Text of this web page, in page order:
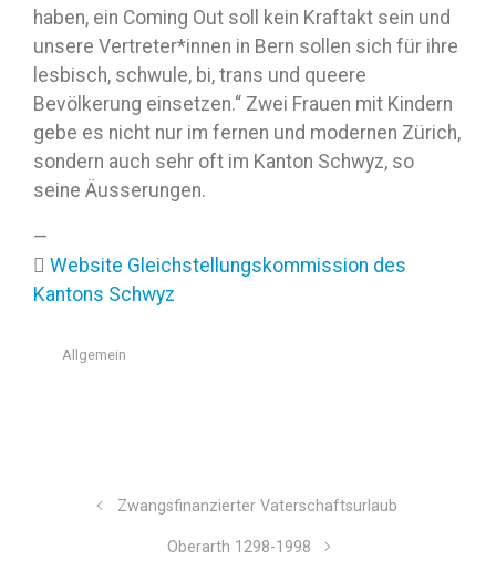
haben, ein Coming Out soll kein Kraftakt sein und
unsere Vertreter*innen in Bern sollen sich für ihre
lesbisch, schwule, bi, trans und queere
Bevölkerung einsetzen.“ Zwei Frauen mit Kindern
gebe es nicht nur im fernen und modernen Zürich,
sondern auch sehr oft im Kanton Schwyz, so
seine Äusserungen.
—
Website Gleichstellungskommission des
Kantons Schwyz
Allgemein
Zwangsfinanzierter Vaterschaftsurlaub
Oberarth 1298-1998